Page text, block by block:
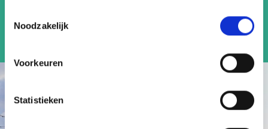
Noodzakelijk
Voorkeuren
Statistieken